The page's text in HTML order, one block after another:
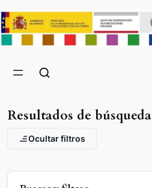
Resultados de búsqueda
Ocultar filtros